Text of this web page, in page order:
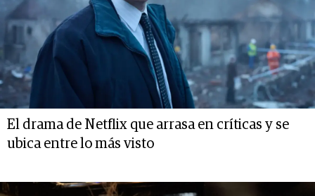
El drama de Netflix que arrasa en críticas y se
ubica entre lo más visto